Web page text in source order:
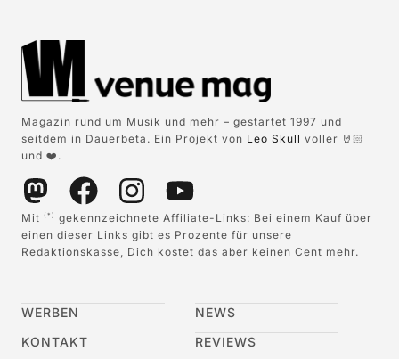
Magazin rund um Musik und mehr – gestartet 1997 und
seitdem in Dauerbeta. Ein Projekt von Leo Skull voller 🤘🏻
und ❤️.
Mit (*)
gekennzeichnete Affiliate-Links: Bei einem Kauf über
einen dieser Links gibt es Prozente für unsere
Redaktionskasse, Dich kostet das aber keinen Cent mehr.
WERBEN
KONTAKT
NEWS
REVIEWS